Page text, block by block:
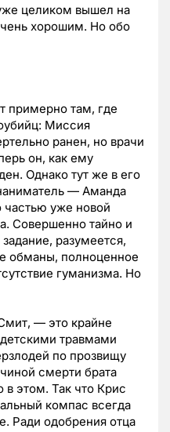
целиком вышел на
хорошим. Но обо
примерно там, где
Миссия
ранен, но врачи
он, как ему
Однако тут же в его
— Аманда
частью уже новой
Совершенно тайно и
разумеется,
обманы, полноценное
гуманизма. Но
— это крайне
травмами
по прозвищу
смерти брата
в этом. Так что Крис
компас всегда
Ради одобрения отца